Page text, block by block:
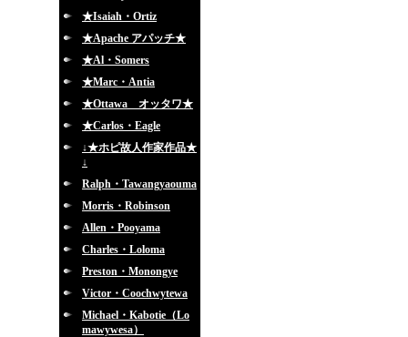
★Isaiah・Ortiz
★Apache アパッチ★
★Al・Somers
★Marc・Antia
★Ottawa オッタワ★
★Carlos・Eagle
↓★ホピ故人作家作品★
↓
Ralph・Tawangyaouma
Morris・Robinson
Allen・Pooyama
Charles・Loloma
Preston・Monongye
Victor・Coochwytewa
Michael・Kabotie（Lo
mawywesa）